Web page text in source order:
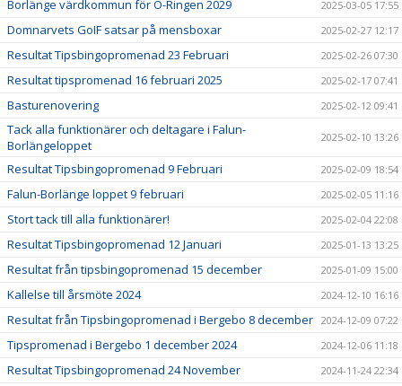
Borlänge värdkommun för O-Ringen 2029 2025-03-05 17:55
Domnarvets GoIF satsar på mensboxar 2025-02-27 12:17
Resultat Tipsbingopromenad 23 Februari 2025-02-26 07:30
Resultat tipspromenad 16 februari 2025 2025-02-17 07:41
Basturenovering 2025-02-12 09:41
Tack alla funktionärer och deltagare i Falun-
Borlängeloppet
2025-02-10 13:26
Resultat Tipsbingopromenad 9 Februari 2025-02-09 18:54
Falun-Borlänge loppet 9 februari 2025-02-05 11:16
Stort tack till alla funktionärer! 2025-02-04 22:08
Resultat Tipsbingopromenad 12 Januari 2025-01-13 13:25
Resultat från tipsbingopromenad 15 december 2025-01-09 15:00
Kallelse till årsmöte 2024 2024-12-10 16:16
Resultat från Tipsbingopromenad i Bergebo 8 december 2024-12-09 07:22
Tipspromenad i Bergebo 1 december 2024 2024-12-06 11:18
Resultat Tipsbingopromenad 24 November 2024-11-24 22:34